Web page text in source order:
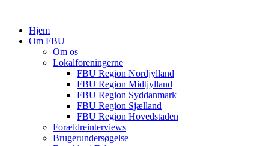
Hjem
Om FBU
Om os
Lokalforeningerne
FBU Region Nordjylland
FBU Region Midtjylland
FBU Region Syddanmark
FBU Region Sjælland
FBU Region Hovedstaden
Forældreinterviews
Brugerundersøgelse